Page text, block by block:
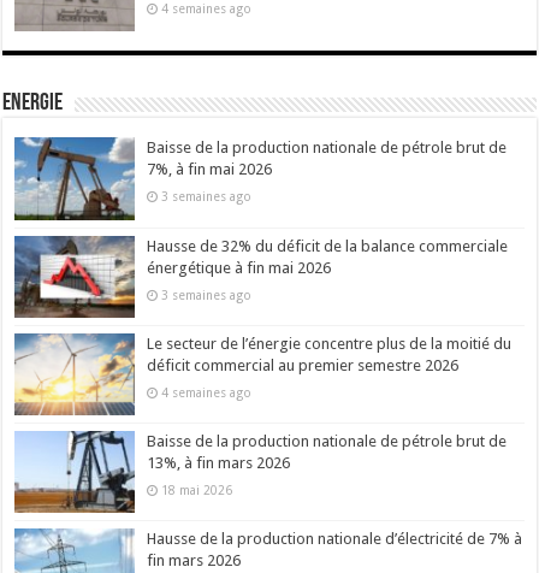
4 semaines ago
Energie
Baisse de la production nationale de pétrole brut de
7%, à fin mai 2026
3 semaines ago
Hausse de 32% du déficit de la balance commerciale
énergétique à fin mai 2026
3 semaines ago
Le secteur de l’énergie concentre plus de la moitié du
déficit commercial au premier semestre 2026
4 semaines ago
Baisse de la production nationale de pétrole brut de
13%, à fin mars 2026
18 mai 2026
Hausse de la production nationale d’électricité de 7% à
fin mars 2026